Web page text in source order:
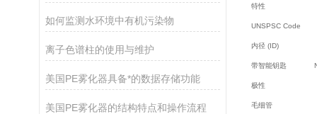
如何监测水环境中有机污染物
离子色谱柱的使用与维护
美国PE雾化器具备*的数据存储功能
美国PE雾化器的结构特点和操作流程
特性
UNSPSC Code
内径 (ID)
带智能钥匙
极性
毛细管